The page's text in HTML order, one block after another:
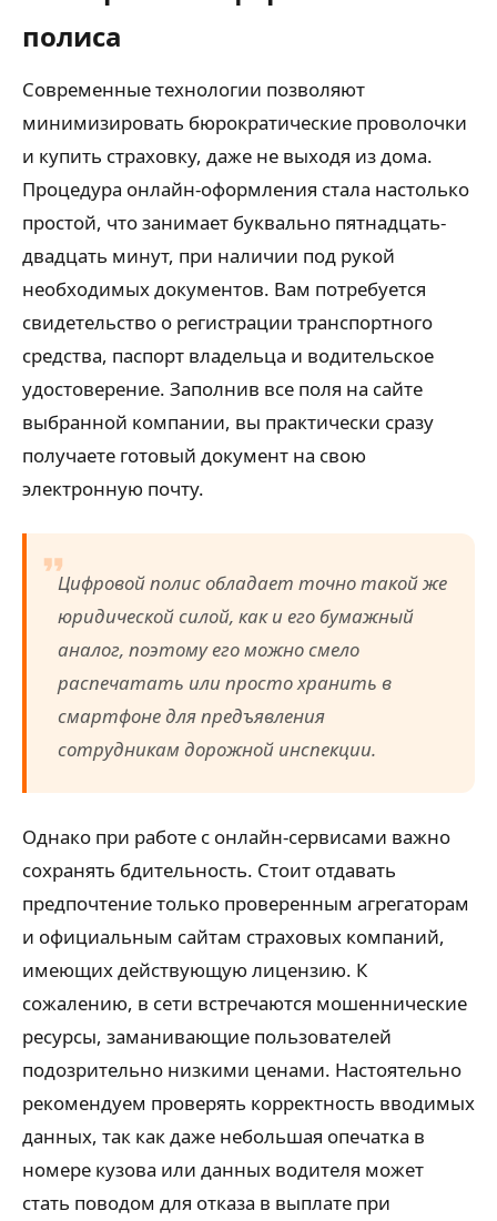
полиса
Современные технологии позволяют
минимизировать бюрократические проволочки
и купить страховку, даже не выходя из дома.
Процедура онлайн-оформления стала настолько
простой, что занимает буквально пятнадцать-
двадцать минут, при наличии под рукой
необходимых документов. Вам потребуется
свидетельство о регистрации транспортного
средства, паспорт владельца и водительское
удостоверение. Заполнив все поля на сайте
выбранной компании, вы практически сразу
получаете готовый документ на свою
электронную почту.
Цифровой полис обладает точно такой же
юридической силой, как и его бумажный
аналог, поэтому его можно смело
распечатать или просто хранить в
смартфоне для предъявления
сотрудникам дорожной инспекции.
Однако при работе с онлайн-сервисами важно
сохранять бдительность. Стоит отдавать
предпочтение только проверенным агрегаторам
и официальным сайтам страховых компаний,
имеющих действующую лицензию. К
сожалению, в сети встречаются мошеннические
ресурсы, заманивающие пользователей
подозрительно низкими ценами. Настоятельно
рекомендуем проверять корректность вводимых
данных, так как даже небольшая опечатка в
номере кузова или данных водителя может
стать поводом для отказа в выплате при